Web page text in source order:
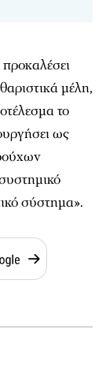
μέλη,
το
ως
σύστημα».